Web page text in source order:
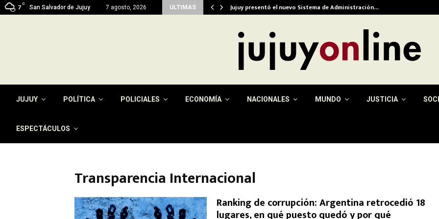
7
C
San Salvador de Jujuy 7 agosto, 2026 ULTIMAS
del pago de la tasa por… Jujuy presentó el nuevo Sistema de Administración…
JUJUY POLÍTICA POLICIALES ECONOMÍA NACIONALES MUNDO JUSTICIA
ESPECTÁCULOS
Transparencia Internacional
Ranking de corrupción: Argentina retrocedió 18
lugares, en qué puesto quedó y por qué